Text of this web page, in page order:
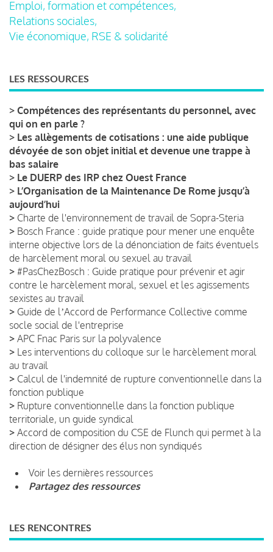
Emploi, formation et compétences,
Relations sociales,
Vie économique, RSE & solidarité
LES RESSOURCES
> Compétences des représentants du personnel, avec
qui on en parle ?
> Les allègements de cotisations : une aide publique
dévoyée de son objet initial et devenue une trappe à
bas salaire
> Le DUERP des IRP chez Ouest France
> L’Organisation de la Maintenance De Rome jusqu’à
aujourd’hui
> Charte de l'environnement de travail de Sopra-Steria
> Bosch France : guide pratique pour mener une enquête
interne objective lors de la dénonciation de faits éventuels
de harcèlement moral ou sexuel au travail
> #PasChezBosch : Guide pratique pour prévenir et agir
contre le harcèlement moral, sexuel et les agissements
sexistes au travail
> Guide de lʼAccord de Performance Collective comme
socle social de l'entreprise
> APC Fnac Paris sur la polyvalence
> Les interventions du colloque sur le harcèlement moral
au travail
> Calcul de l'indemnité de rupture conventionnelle dans la
fonction publique
> Rupture conventionnelle dans la fonction publique
territoriale, un guide syndical
> Accord de composition du CSE de Flunch qui permet à la
direction de désigner des élus non syndiqués
Voir les dernières ressources
Partagez des ressources
LES RENCONTRES